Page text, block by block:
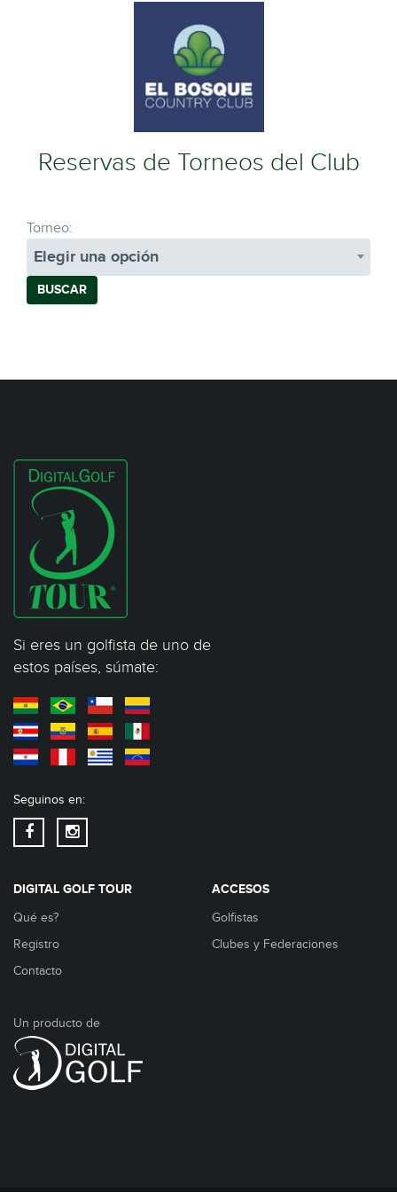
Reservas de Torneos del Club
Torneo:
Elegir una opción
BUSCAR
Si eres un golfista de uno de
estos países, súmate:
Seguinos en:
DIGITAL GOLF TOUR
Qué es?
Registro
Contacto
ACCESOS
Golfistas
Clubes y Federaciones
Un producto de